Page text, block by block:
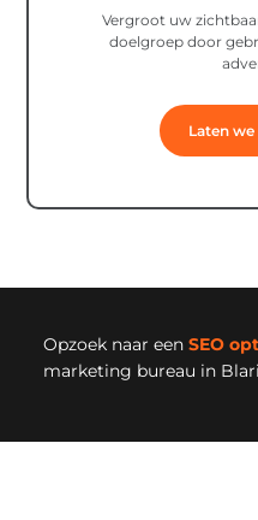
Vergroot uw
doelgroep door
Laten
Opzoek naar een SEO
marketing bureau in